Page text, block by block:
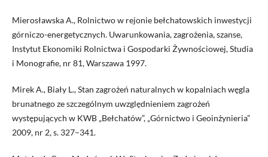
Mierosławska A., Rolnictwo w rejonie bełchatowskich inwestycji
górniczo-energetycznych. Uwarunkowania, zagrożenia, szanse,
Instytut Ekonomiki Rolnictwa i Gospodarki Żywnościowej, Studia
i Monografie, nr 81, Warszawa 1997.
Mirek A., Biały L., Stan zagrożeń naturalnych w kopalniach węgla
brunatnego ze szczególnym uwzględnieniem zagrożeń
występujących w KWB „Bełchatów”, „Górnictwo i Geoinżynieria”
2009, nr 2, s. 327–341.